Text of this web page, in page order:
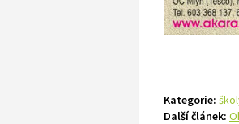
Kategorie:
Další článek: